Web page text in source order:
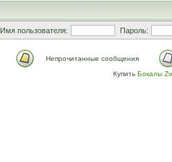
Имя пользователя: Пароль:
Непрочитанные сообщения
Купить Бокалы